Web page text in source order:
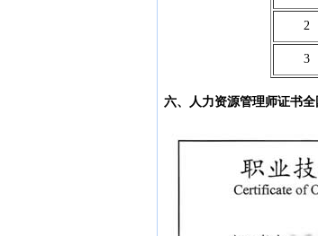
2
3
六、人力资源管理师证书